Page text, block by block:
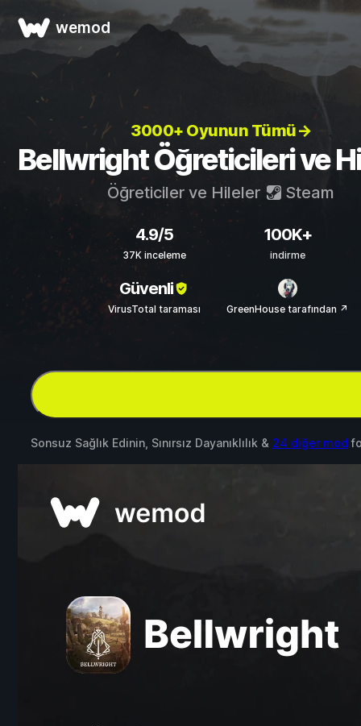
wemod
3000+ Oyunun Tümü→
Bellwright Öğreticileri ve
Öğreticiler ve Hileler Steam
4.9/5
37K inceleme
100K+
indirme
Güvenli
VirusTotal taraması GreenHouse tarafından ↗
Sonsuz Sağlık Edinin, Sınırsız Dayanıklılık & 24 diğer mod